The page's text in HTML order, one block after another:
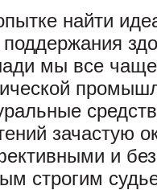
найти
мы все
зачастую
и
строгим